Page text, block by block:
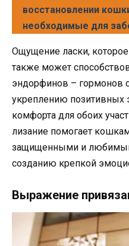
восстановлении
необходимые для
Ощущение ласки,
также может
эндорфинов – гормонов
укреплению
комфорта для обоих
лизание помогает
защищенными и
созданию крепкой
Выражение